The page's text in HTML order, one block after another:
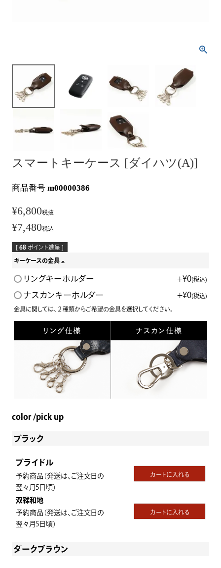
スマートキーケース [ダイハツ(A)]
商品番号 m00000386
¥6,800税抜
¥7,480税込
[ 68 ポイント進呈 ]
キーケースの金具
(
)
リングキーホルダー +¥0 税込
ナスカンキーホルダー +¥0 税込
金具に関しては、２種類からご希望の金具を選択してください。
color pick up
ブラック
ブライドル
予約商品（発送は、ご注文日の
翌々月5日頃）
カートに入れる
双鞣和地
予約商品（発送は、ご注文日の
翌々月5日頃）
カートに入れる
ダークブラウン